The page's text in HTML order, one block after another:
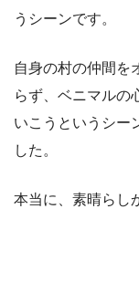
うシーンです。
自身の村の仲間を
らず、ベニマルの
いこうというシー
した。
本当に、素晴らし